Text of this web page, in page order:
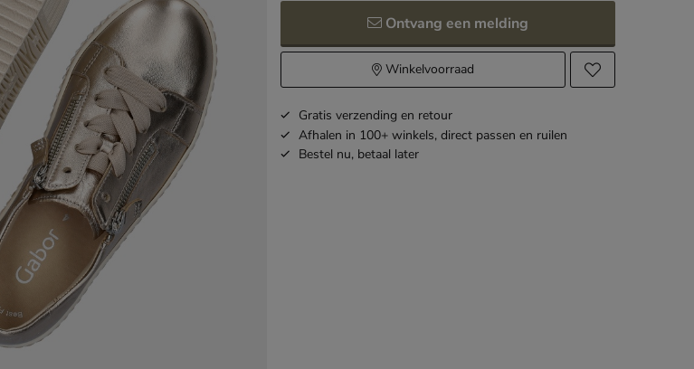
Ontvang een melding
Winkelvoorraad
Gratis verzending en retour
Afhalen in 100+ winkels, direct passen en ruilen
Bestel nu, betaal later